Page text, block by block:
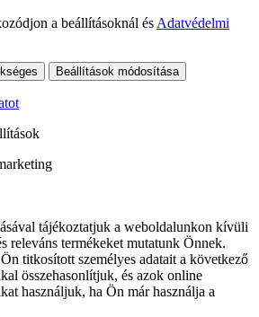
a beállításoknál és Adatvédelmi
Beállítások módosítása
tájékoztatjuk a weboldalunkon kívüli
releváns termékeket mutatunk Önnek.
titkosított személyes adatait a következő
összehasonlítjuk, és azok online
használjuk, ha Ön már használja a